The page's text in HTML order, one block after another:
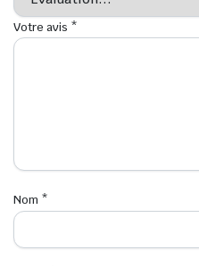
Votre avis *
Nom *